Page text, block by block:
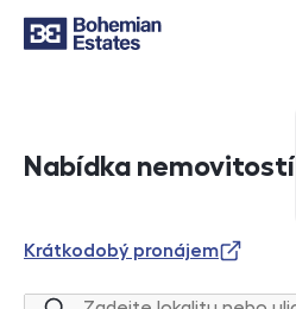
Nabídka nemovitostí
Krátkodobý pronájem